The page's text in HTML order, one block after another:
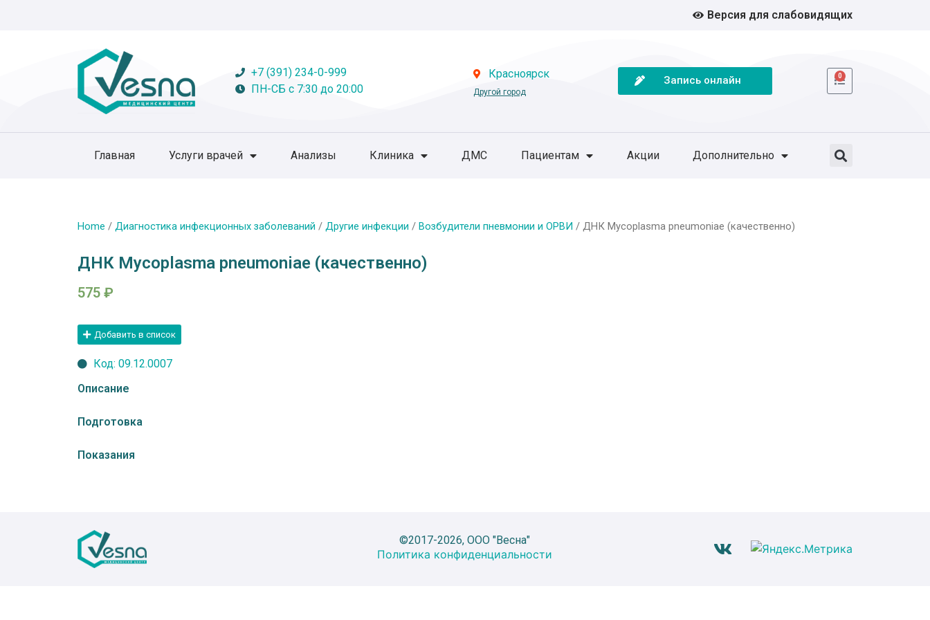
Версия для слабовидящих
+7 (391) 234-0-999
ПН-СБ с 7:30 до 20:00
Красноярск
Другой город
Запись онлайн 0
Главная Услуги врачей Анализы Клиника ДМС Пациентам Акции Дополнительно
Home / Диагностика инфекционных заболеваний / Другие инфекции / Возбудители пневмонии и ОРВИ / ДНК Mycoplasma pneumoniae (качественно)
ДНК Mycoplasma pneumoniae (качественно)
575 ₽
Добавить в список
Код: 09.12.0007
Описание
Подготовка
Показания
©2017-2026, ООО "Весна"
Политика конфиденциальности